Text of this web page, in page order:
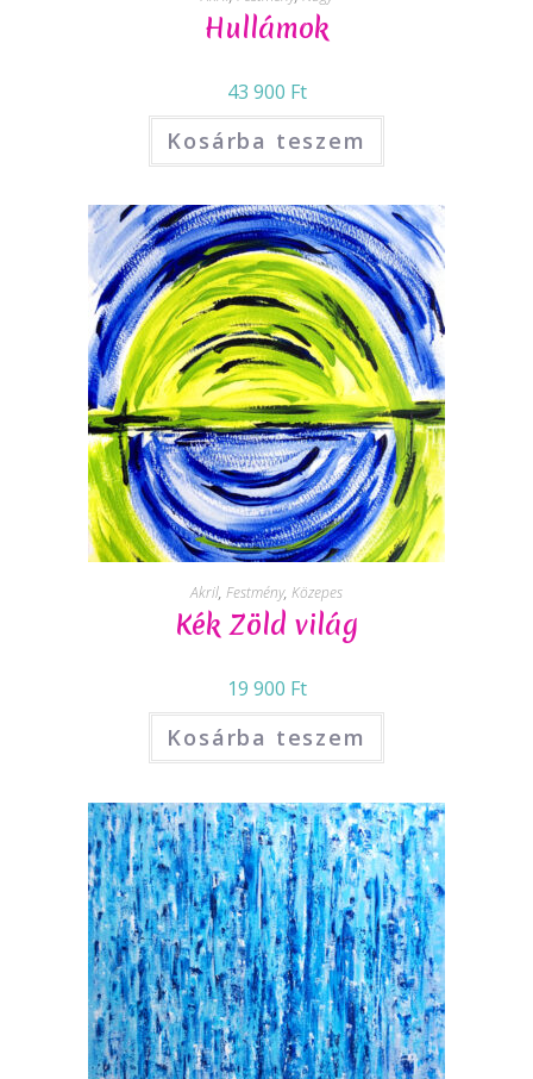
Hullámok
43 900 Ft
Kosárba teszem
Akril, Festmény, Közepes
Kék Zöld világ
19 900 Ft
Kosárba teszem